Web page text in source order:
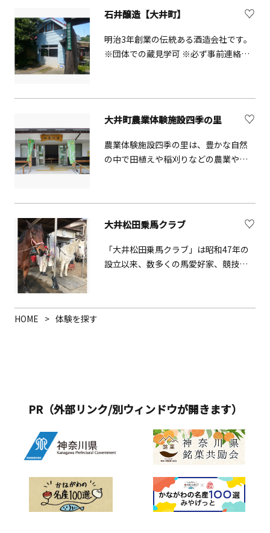
ルシェでは、旬の野菜や体に優しい商
ちろん、地元食材を使ったレストラン
でヘルシーランチをいただくのも良い
康的なライフスタイルのヒントを見つ
の無農薬玄米や有機野菜を使った体に
優しいヘルシーな料理やデザート、手
作りジンジャーエールなどの飲み物を
楽しむことができます。
石井醸造【大井町】
明治3年創業の伝統ある酒造会社です。
※団体での蔵見学可 ※必ず事前連絡が
大井町農業体験施設四季の里
農業体験施設四季の里は、豊かな自然
の中で田植えや稲刈りなどの農業やピ
の場となっています。施設内にある四
季の里直売所では、採れたての地元野
菜や特産品を販売しています。
大井松田乗馬クラブ
「大井松田乗馬クラブ」は昭和47年の
設立以来、数多くの馬愛好家、競技で
なく初めての体験乗馬や、健康の為の
HOME 体験を探す
PR（外部リンク/別ウィンドウが開きます）